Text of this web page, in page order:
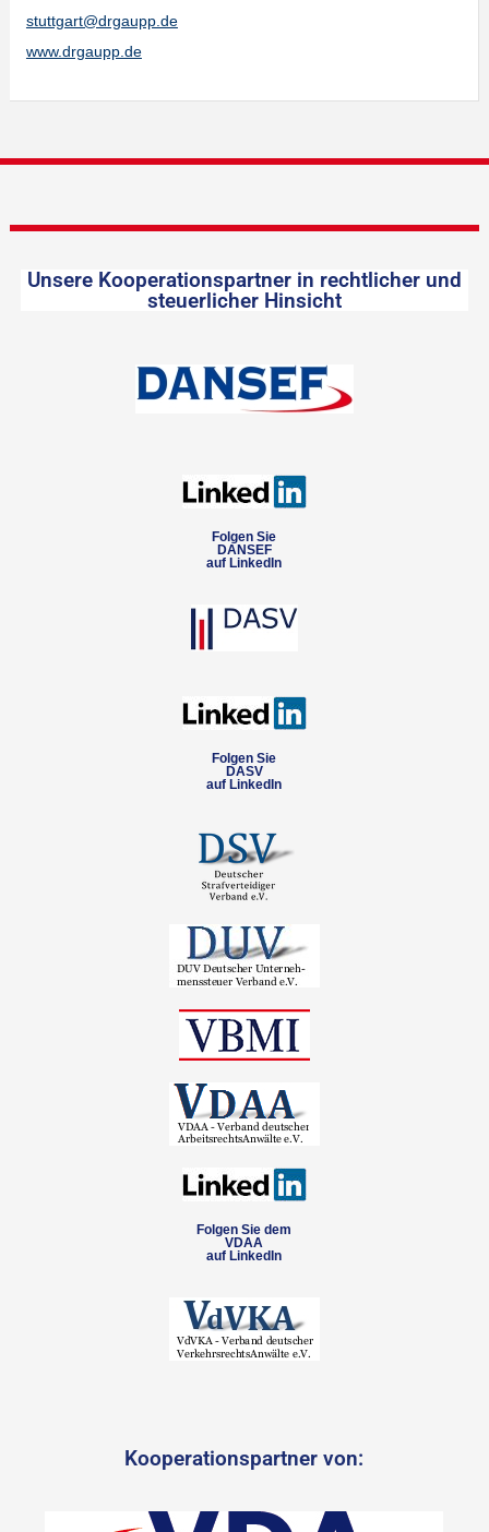
stuttgart@drgaupp.de
www.drgaupp.de
Unsere Kooperationspartner in rechtlicher und
steuerlicher Hinsicht
Folgen Sie
DANSEF
auf LinkedIn
Folgen Sie
DASV
auf LinkedIn
Folgen Sie dem
VDAA
auf LinkedIn
Kooperationspartner von: